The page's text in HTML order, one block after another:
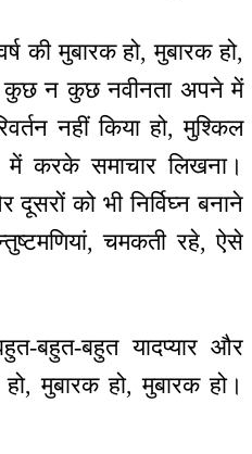
की मुबारक हो, मुबारक हो,
कुछ न कुछ नवीनता अपने में
नहीं किया हो, मुश्किल
करके समाचार लिखना।
दूसरों को भी निर्विघ्न बनाने
चमकती रहे, ऐसे
बहुत-बहुत यादप्यार और
मुबारक हो, मुबारक हो।